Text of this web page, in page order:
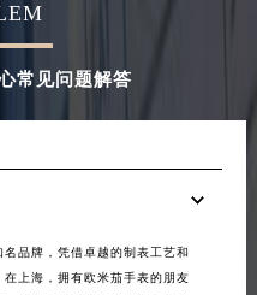
常见问题解答
名品牌，凭借卓越的制表工艺和
上海，拥有欧米茄手表的朋友